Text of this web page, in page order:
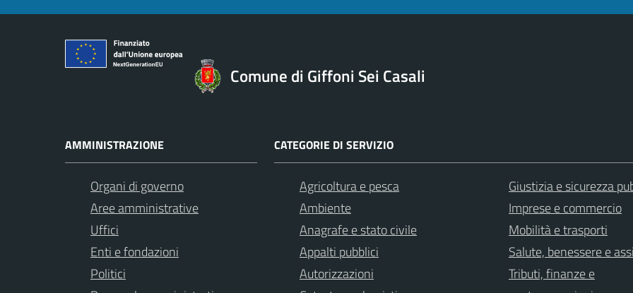
Comune di Giffoni Sei Casali
AMMINISTRAZIONE
Organi di governo
Aree amministrative
Uffici
Enti e fondazioni
Politici
CATEGORIE DI SERVIZIO
Agricoltura e pesca
Ambiente
Anagrafe e stato civile
Appalti pubblici
Autorizzazioni
Giustizia e sicurezza
Imprese e commercio
Mobilità e trasporti
Salute, benessere e
Tributi, finanze e